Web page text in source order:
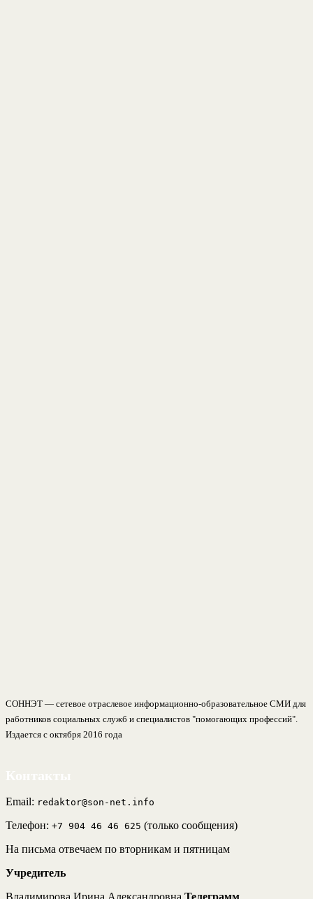
СОННЭТ — сетевое отраслевое информационно-образовательное СМИ для
работников социальных служб и специалистов "помогающих профессий".
Издается с октября 2016 года
Email: redaktor@son-net.info
Телефон: +7 904 46 46 625 (только сообщения)
На письма отвечаем по вторникам и пятницам
Учредитель
Владимирова Ирина Александровна Телеграмм